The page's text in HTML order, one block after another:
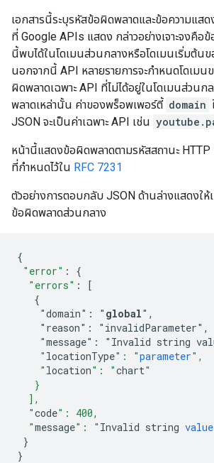
เอกสารนี้ระบุรหัสข้อผิดพลาดและข้อความแส
ที่ Google APIs แสดง กล่าวอย่างเจาะจงคือ
นี้พบได้ในโดเมนส่วนกลางหรือโดเมนเริ่มต้น
นอกจากนี้ API หลายรายการจะกำหนดโดเมน
ผิดพลาดเฉพาะ API ที่ไม่ได้อยู่ในโดเมนส่วนก
พลาดเหล่านั้น ค่าของพร็อพเพอร์ตี้ domain
JSON จะเป็นค่าเฉพาะ API เช่น
หน้านี้แสดงข้อผิดพลาดตามรหัสสถานะ
ที่กำหนดไว้ใน RFC 7231
ตัวอย่างการตอบกลับ JSON ด้านล่างแสดงให้
ข้อผิดพลาดส่วนกลาง
{
"error" :
{
"errors" :
[
   {
    "domain": "
global",
    "reason": "invalidParameter",
"message": "Invalid string
    "
locationType": "parameter",
    "
location": "chart"
   }
  ],
  "
code": 400,
  "
message": " Invalid string value
}
}